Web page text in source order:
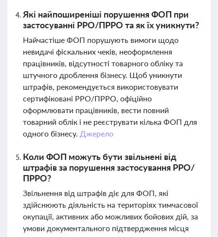
Які найпоширеніші порушення ФОП при
застосуванні РРО/ПРРО та як їх уникнути?
Найчастіше ФОП порушують вимоги щодо
невидачі фіскальних чеків, неоформлення
працівників, відсутності товарного обліку та
штучного дроблення бізнесу. Щоб уникнути
штрафів, рекомендується використовувати
сертифіковані РРО/ПРРО, офіційно
оформлювати працівників, вести повний
товарний облік і не реєструвати кілька ФОП для
одного бізнесу. Джерело
Коли ФОП можуть бути звільнені від
штрафів за порушення застосування РРО/
ПРРО?
Звільнення від штрафів діє для ФОП, які
здійснюють діяльність на територіях тимчасової
окупації, активних або можливих бойових дій, за
умови документального підтвердження місця